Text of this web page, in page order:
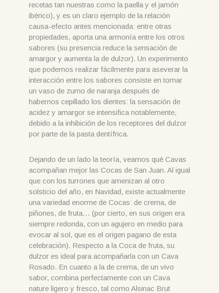
recetas tan nuestras como la paella y el jamón
ibérico), y es un claro ejemplo de la relación
causa-efecto antes mencionada: entre otras
propiedades, aporta una armonía entre los otros
sabores (su presencia reduce la sensación de
amargor y aumenta la de dulzor). Un experimento
que podemos realizar fácilmente para aseverar la
interacción entre los sabores consiste en tomar
un vaso de zumo de naranja después de
habernos cepillado los dientes: la sensación de
acidez y amargor se intensifica notablemente,
debido a la inhibición de los receptores del dulzor
por parte de la pasta dentífrica.
Dejando de un lado la teoría, veamos qué Cavas
acompañan mejor las Cocas de San Juan. Al igual
que con los turrones que amenizan al otro
solsticio del año, en Navidad, existe actualmente
una variedad enorme de Cocas: de crema, de
piñones, de fruta… (por cierto, en sus origen era
siempre redonda, con un agujero en medio para
evocar al sol, que es el origen pagano de esta
celebración). Respecto a la Coca de fruta, su
dulzor es ideal para acompañarla con un Cava
Rosado. En cuanto a la de crema, de un vivo
sabor, combina perfectamente con un Cava
nature ligero y fresco, tal como Alsinac Brut